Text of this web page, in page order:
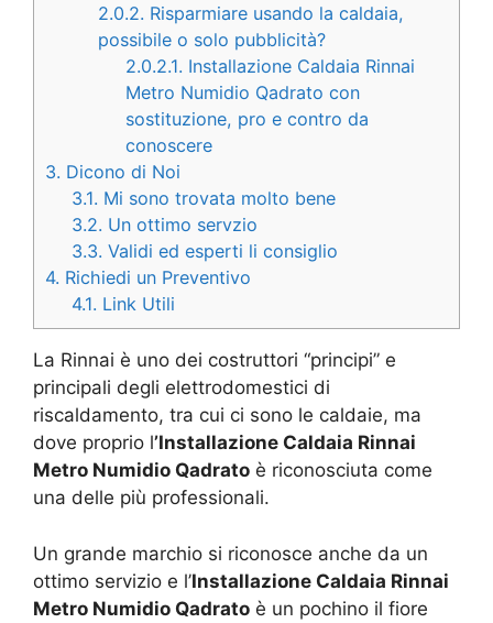
2.0.2. Risparmiare usando la caldaia,
possibile o solo pubblicità?
2.0.2.1. Installazione Caldaia Rinnai
Metro Numidio Qadrato con
sostituzione, pro e contro da
conoscere
3. Dicono di Noi
3.1. Mi sono trovata molto bene
3.2. Un ottimo servzio
3.3. Validi ed esperti li consiglio
4. Richiedi un Preventivo
4.1. Link Utili
La Rinnai è uno dei costruttori “principi” e
principali degli elettrodomestici di
riscaldamento, tra cui ci sono le caldaie, ma
dove proprio l’Installazione Caldaia Rinnai
Metro Numidio Qadrato è riconosciuta come
una delle più professionali.
Un grande marchio si riconosce anche da un
ottimo servizio e l’Installazione Caldaia Rinnai
Metro Numidio Qadrato è un pochino il fiore